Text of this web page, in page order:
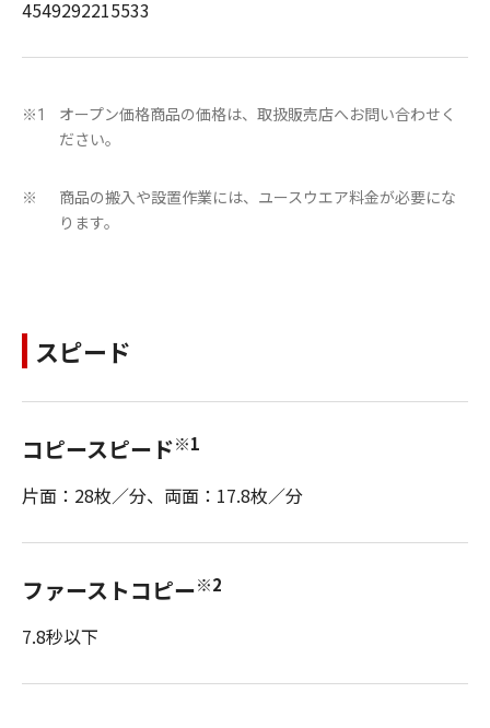
4549292215533
※1
オープン価格商品の価格は、取扱販売店へお問い合わせく
ださい。
※
商品の搬入や設置作業には、ユースウエア料金が必要にな
ります。
スピード
コピースピード※1
片面：28枚／分、両面：17.8枚／分
ファーストコピー※2
7.8秒以下